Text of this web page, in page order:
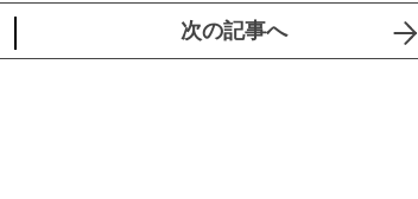
次の記事へ